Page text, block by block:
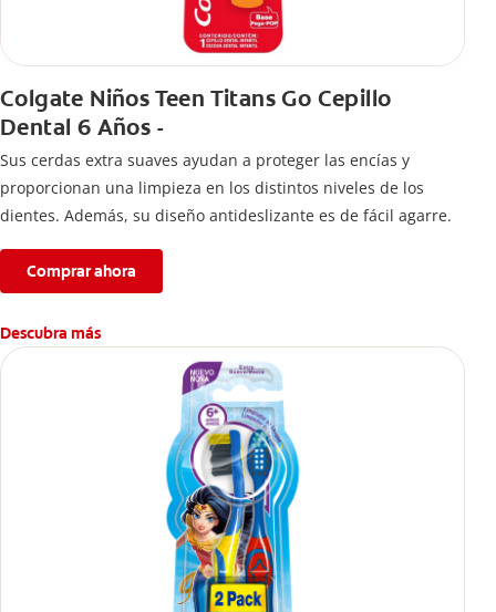
Colgate Niños Teen Titans Go Cepillo
Dental 6 Años -
Sus cerdas extra suaves ayudan a proteger las encías y
proporcionan una limpieza en los distintos niveles de los
dientes. Además, su diseño antideslizante es de fácil agarre.
Comprar ahora
Descubra más